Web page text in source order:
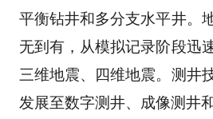
平衡钻井和多分支水平井。
无到有，从模拟记录阶段迅
三维地震、四维地震。测井
发展至数字测井、成像测井